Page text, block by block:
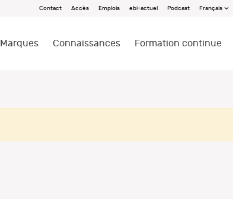
Contact Accès Emplois ebi-actuel Podcast Français
Marques Connaissances Formation continue